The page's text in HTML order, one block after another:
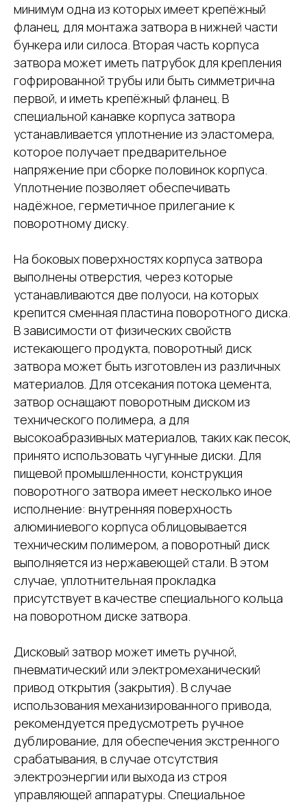
минимум одна из которых имеет крепёжный
фланец, для монтажа затвора в нижней части
бункера или силоса. Вторая часть корпуса
затвора может иметь патрубок для крепления
гофрированной трубы или быть симметрична
первой, и иметь крепёжный фланец. В
специальной канавке корпуса затвора
устанавливается уплотнение из эластомера,
которое получает предварительное
напряжение при сборке половинок корпуса.
Уплотнение позволяет обеспечивать
надёжное, герметичное прилегание к
поворотному диску.
На боковых поверхностях корпуса затвора
выполнены отверстия, через которые
устанавливаются две полуоси, на которых
крепится сменная пластина поворотного диска.
В зависимости от физических свойств
истекающего продукта, поворотный диск
затвора может быть изготовлен из различных
материалов. Для отсекания потока цемента,
затвор оснащают поворотным диском из
технического полимера, а для
высокоабразивных материалов, таких как песок,
принято использовать чугунные диски. Для
пищевой промышленности, конструкция
поворотного затвора имеет несколько иное
исполнение: внутренняя поверхность
алюминиевого корпуса облицовывается
техническим полимером, а поворотный диск
выполняется из нержавеющей стали. В этом
случае, уплотнительная прокладка
присутствует в качестве специального кольца
на поворотном диске затвора.
Дисковый затвор может иметь ручной,
пневматический или электромеханический
привод открытия (закрытия). В случае
использования механизированного привода,
рекомендуется предусмотреть ручное
дублирование, для обеспечения экстренного
срабатывания, в случае отсутствия
электроэнергии или выхода из строя
управляющей аппаратуры. Специальное